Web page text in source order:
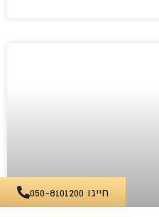
חייגו 050-8101200